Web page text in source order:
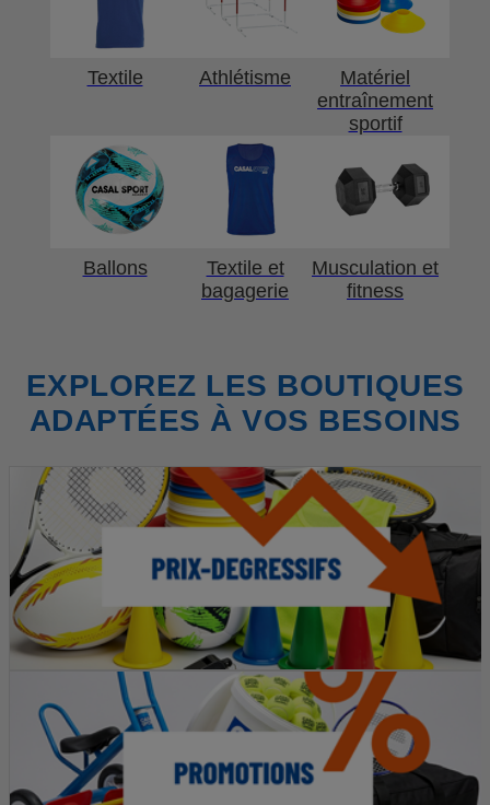
Textile Athlétisme
Matériel
entraînement
sportif
Ballons
Textile et
bagagerie
Musculation et
fitness
EXPLOREZ LES BOUTIQUES
ADAPTÉES À VOS BESOINS